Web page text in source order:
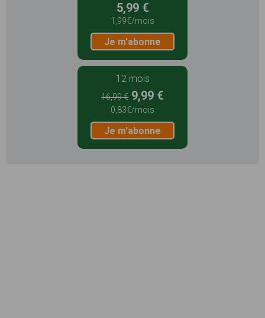
5,99 €
1,99€/mois
Je m'abonne
12 mois
16,99 € 9,99 €
0,83€/mois
Je m'abonne